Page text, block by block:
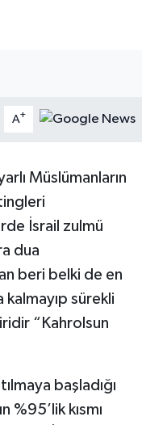
A+
Müslümanların
İsrail zulmü
dua
beri belki de en
sürekli
“Kahrolsun
başladığı
%95’lik kısmı